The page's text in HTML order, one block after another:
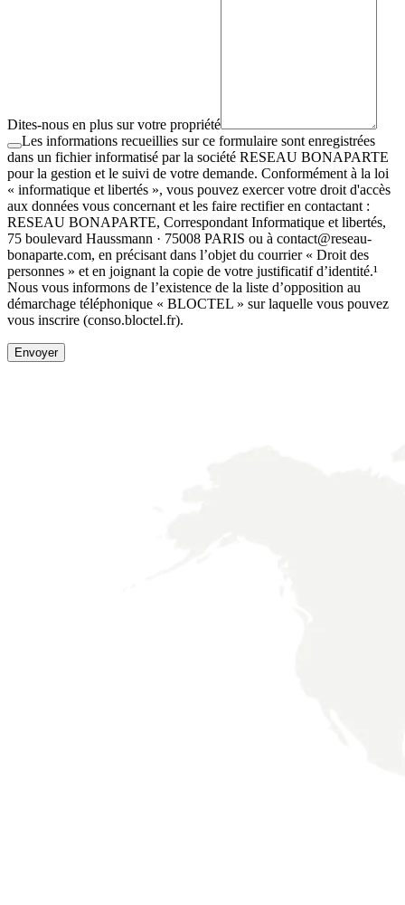
Dites-nous en plus sur votre propriété
Les informations recueillies sur ce formulaire sont enregistrées
dans un fichier informatisé par la société RESEAU BONAPARTE
pour la gestion et le suivi de votre demande. Conformément à la loi
« informatique et libertés », vous pouvez exercer votre droit d'accès
aux données vous concernant et les faire rectifier en contactant :
RESEAU BONAPARTE, Correspondant Informatique et libertés,
75 boulevard Haussmann · 75008 PARIS ou à contact@reseau-
bonaparte.com, en précisant dans l’objet du courrier « Droit des
personnes » et en joignant la copie de votre justificatif d’identité.¹
Nous vous informons de l’existence de la liste d’opposition au
démarchage téléphonique « BLOCTEL » sur laquelle vous pouvez
vous inscrire (conso.bloctel.fr).
Envoyer